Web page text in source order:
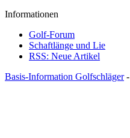
Informationen
Golf-Forum
Schaftlänge und Lie
RSS: Neue Artikel
Basis-Information Golfschläger-